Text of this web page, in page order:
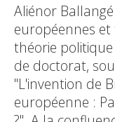
Aliénor
européennes
théorie politique
de doctorat,
"L'invention de
européenne :